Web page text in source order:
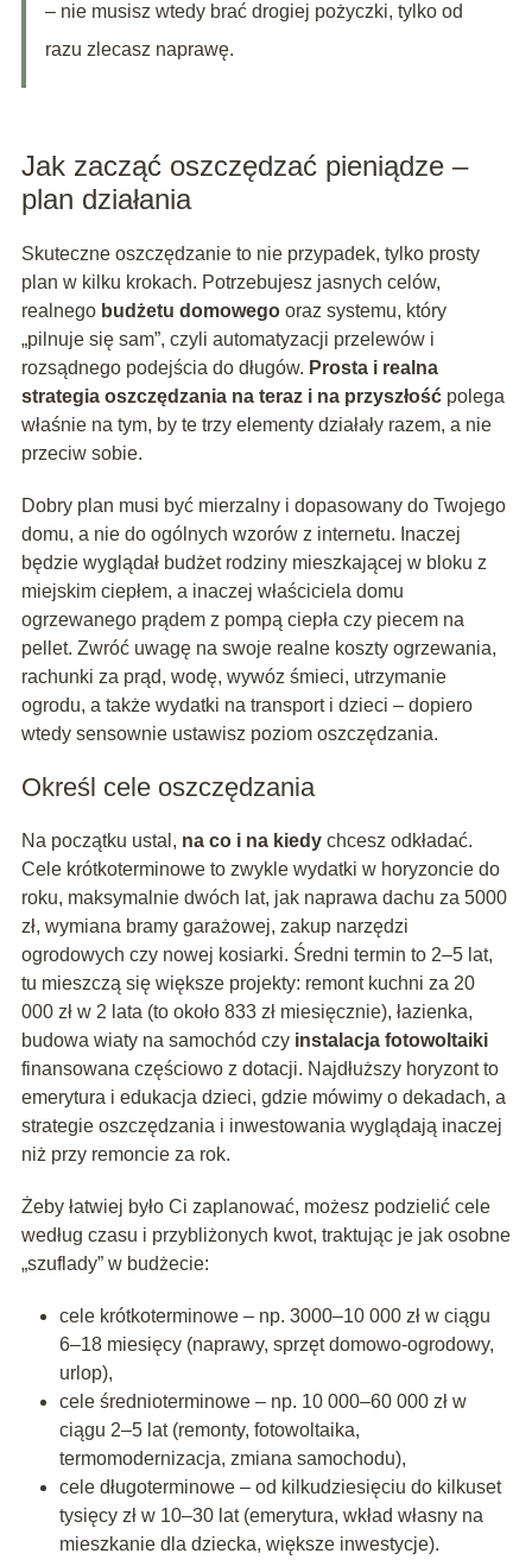
– nie musisz wtedy brać drogiej pożyczki, tylko od
razu zlecasz naprawę.
Jak zacząć oszczędzać pieniądze –
plan działania
Skuteczne oszczędzanie to nie przypadek, tylko prosty
plan w kilku krokach. Potrzebujesz jasnych celów,
realnego budżetu domowegooraz systemu, który
„pilnuje się sam”, czyli automatyzacji przelewów i
rozsądnego podejścia do długów. Prosta i realna
strategia oszczędzania na teraz i na przyszłośćpolega
właśnie na tym, by te trzy elementy działały razem, a nie
przeciw sobie.
Dobry plan musi być mierzalny i dopasowany do Twojego
domu, a nie do ogólnych wzorów z internetu. Inaczej
będzie wyglądał budżet rodziny mieszkającej w bloku z
miejskim ciepłem, a inaczej właściciela domu
ogrzewanego prądem z pompą ciepła czy piecem na
pellet. Zwróć uwagę na swoje realne koszty ogrzewania,
rachunki za prąd, wodę, wywóz śmieci, utrzymanie
ogrodu, a także wydatki na transport i dzieci – dopiero
wtedy sensownie ustawisz poziom oszczędzania.
Określ cele oszczędzania
Na początku ustal, na co i na kiedychcesz odkładać.
Cele krótkoterminowe to zwykle wydatki w horyzoncie do
roku, maksymalnie dwóch lat, jak naprawa dachu za 5000
zł, wymiana bramy garażowej, zakup narzędzi
ogrodowych czy nowej kosiarki. Średni termin to 2–5 lat,
tu mieszczą się większe projekty: remont kuchni za 20
000 zł w 2 lata (to około 833 zł miesięcznie), łazienka,
budowa wiaty na samochód czy instalacja fotowoltaiki
finansowana częściowo z dotacji. Najdłuższy horyzont to
emerytura i edukacja dzieci, gdzie mówimy o dekadach, a
strategie oszczędzania i inwestowania wyglądają inaczej
niż przy remoncie za rok.
Żeby łatwiej było Ci zaplanować, możesz podzielić cele
według czasu i przybliżonych kwot, traktując je jak osobne
„szuflady” w budżecie:
cele krótkoterminowe – np. 3000–10 000 zł w ciągu
6–18 miesięcy (naprawy, sprzęt domowo-ogrodowy,
urlop),
cele średnioterminowe – np. 10 000–60 000 zł w
ciągu 2–5 lat (remonty, fotowoltaika,
termomodernizacja, zmiana samochodu),
cele długoterminowe – od kilkudziesięciu do kilkuset
tysięcy zł w 10–30 lat (emerytura, wkład własny na
mieszkanie dla dziecka, większe inwestycje).